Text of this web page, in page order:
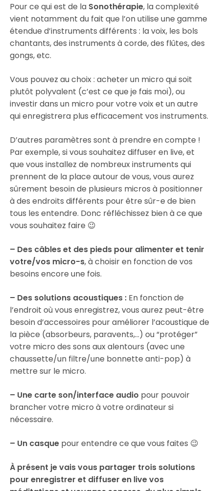
Pour ce qui est de la Sonothérapie, la complexité
vient notamment du fait que l’on utilise une gamme
étendue d’instruments différents : la voix, les bols
chantants, des instruments à corde, des flûtes, des
gongs, etc.
Vous pouvez au choix : acheter un micro qui soit
plutôt polyvalent (c’est ce que je fais moi), ou
investir dans un micro pour votre voix et un autre
qui enregistrera plus efficacement vos instruments.
D’autres paramètres sont à prendre en compte !
Par exemple, si vous souhaitez diffuser en live, et
que vous installez de nombreux instruments qui
prennent de la place autour de vous, vous aurez
sûrement besoin de plusieurs micros à positionner
à des endroits différents pour être sûr-e de bien
tous les entendre. Donc réfléchissez bien à ce que
vous souhaitez faire 😉
– Des câbles et des pieds pour alimenter et tenir
votre/vos micro-s, à choisir en fonction de vos
besoins encore une fois.
– Des solutions acoustiques : En fonction de
l’endroit où vous enregistrez, vous aurez peut-être
besoin d’accessoires pour améliorer l’acoustique de
la pièce (absorbeurs, paravents,…) ou “protéger”
votre micro des sons aux alentours (avec une
chaussette/un filtre/une bonnette anti-pop) à
mettre sur le micro.
– Une carte son/interface audio pour pouvoir
brancher votre micro à votre ordinateur si
nécessaire.
– Un casque pour entendre ce que vous faites 😉
À présent je vais vous partager trois solutions
pour enregistrer et diffuser en live vos